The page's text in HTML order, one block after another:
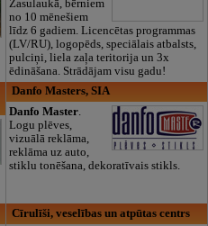
Zasulaukā, bērniem
no 10 mēnešiem
līdz 6 gadiem. Licencētas programmas
(LV/RU), logopēds, speciālais atbalsts,
pulciņi, liela zaļa teritorija un 3x
ēdināšana. Strādājam visu gadu!
Danfo Masters, SIA
Danfo Master.
Logu plēves,
vizuālā reklāma,
reklāma uz auto,
stiklu tonēšana, dekoratīvais stikls.
Cīrulīši, veselības un atpūtas centrs